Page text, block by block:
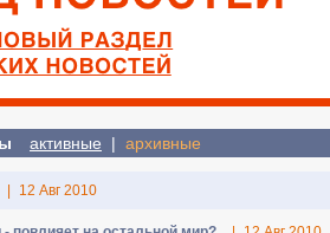
активные | архивные
12 Авг 2010